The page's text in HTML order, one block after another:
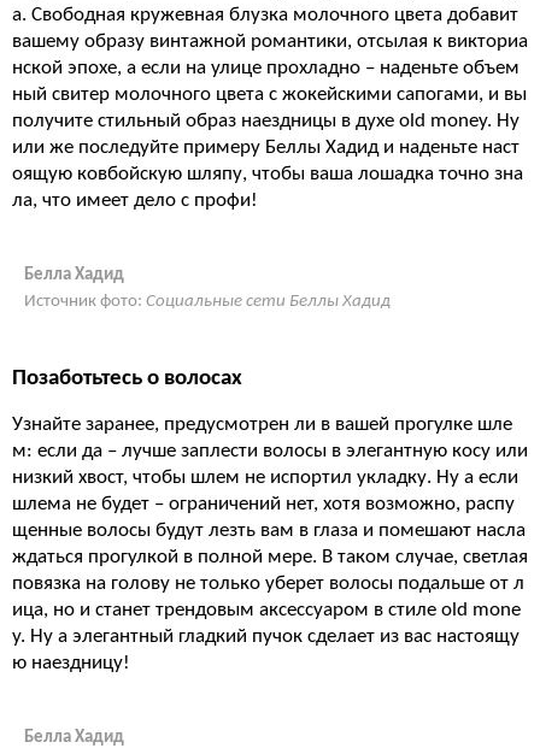
а. Свободная кружевная блузка молочного цвета добавит
вашему образу винтажной романтики, отсылая к викториа
нской эпохе, а если на улице прохладно – наденьте объем
ный свитер молочного цвета с жокейскими сапогами, и вы
получите стильный образ наездницы в духе old money. Ну
или же последуйте примеру Беллы Хадид и наденьте наст
оящую ковбойскую шляпу, чтобы ваша лошадка точно зна
ла, что имеет дело с профи!
Белла Хадид
Источник фото: Социальные сети Беллы Хадид
Позаботьтесь о волосах
Узнайте заранее, предусмотрен ли в вашей прогулке шле
м: если да – лучше заплести волосы в элегантную косу или
низкий хвост, чтобы шлем не испортил укладку. Ну а если
шлема не будет – ограничений нет, хотя возможно, распу
щенные волосы будут лезть вам в глаза и помешают насла
ждаться прогулкой в полной мере. В таком случае, светлая
повязка на голову не только уберет волосы подальше от л
ица, но и станет трендовым аксессуаром в стиле old mone
y. Ну а элегантный гладкий пучок сделает из вас настоящу
ю наездницу!
Белла Хадид